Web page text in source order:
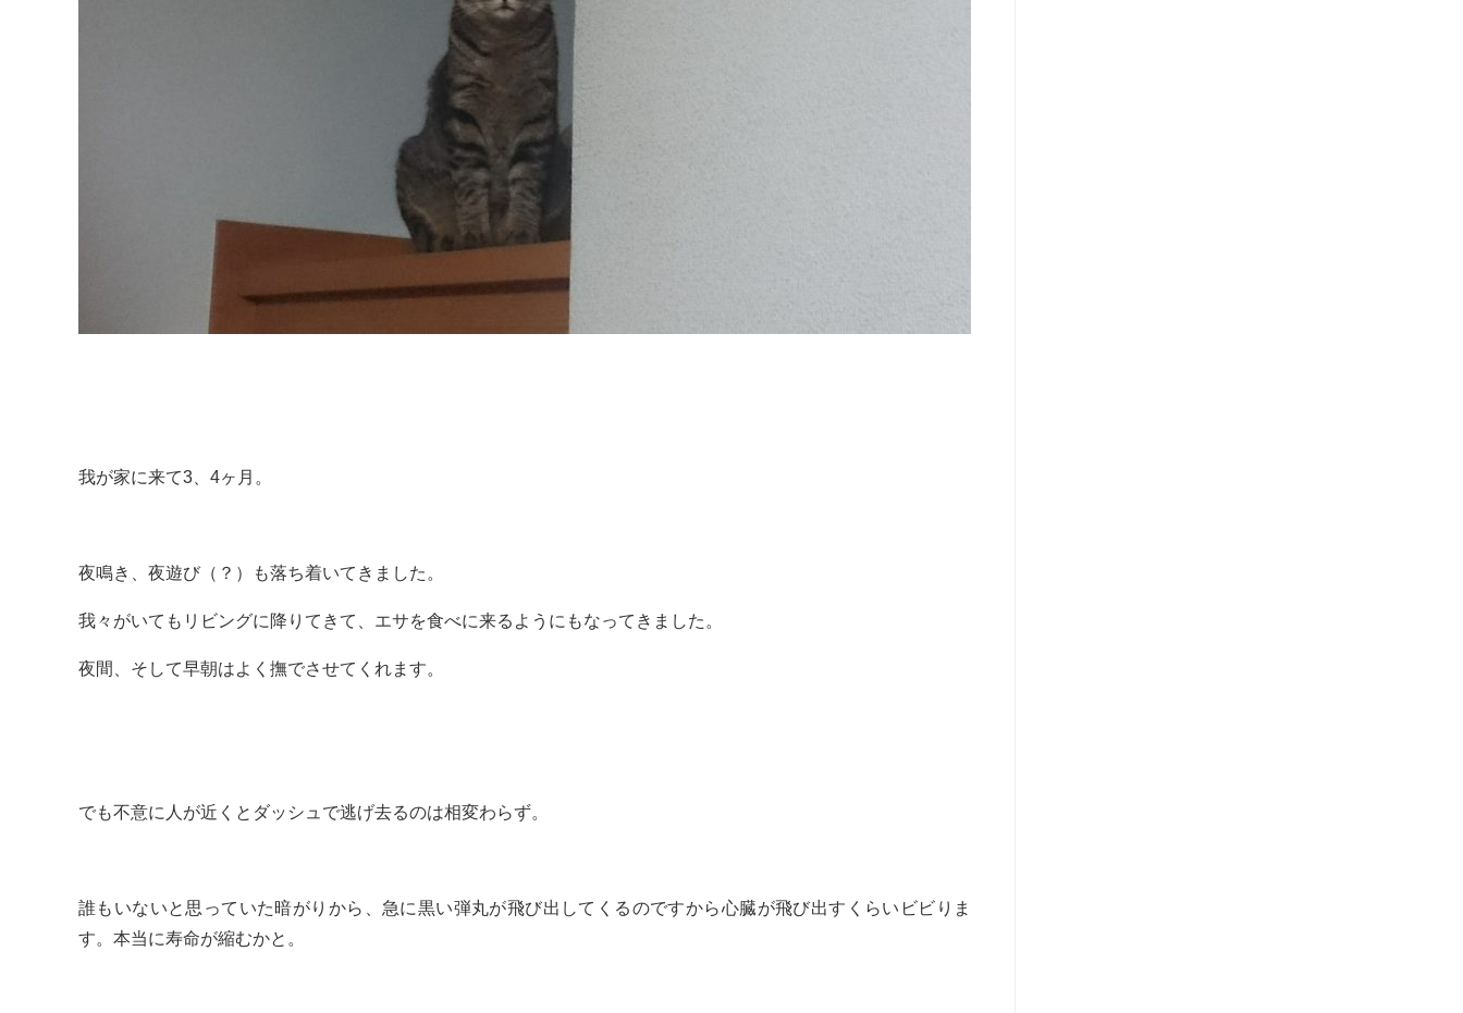
我が家に来て3、4ヶ月。
夜鳴き、夜遊び（？）も落ち着いてきました。
我々がいてもリビングに降りてきて、エサを食べに来るようにもなってきました。
夜間、そして早朝はよく撫でさせてくれます。
でも不意に人が近くとダッシュで逃げ去るのは相変わらず。
誰もいないと思っていた暗がりから、急に黒い弾丸が飛び出してくるのですから心臓が飛び出すくらいビビりま
す。本当に寿命が縮むかと。